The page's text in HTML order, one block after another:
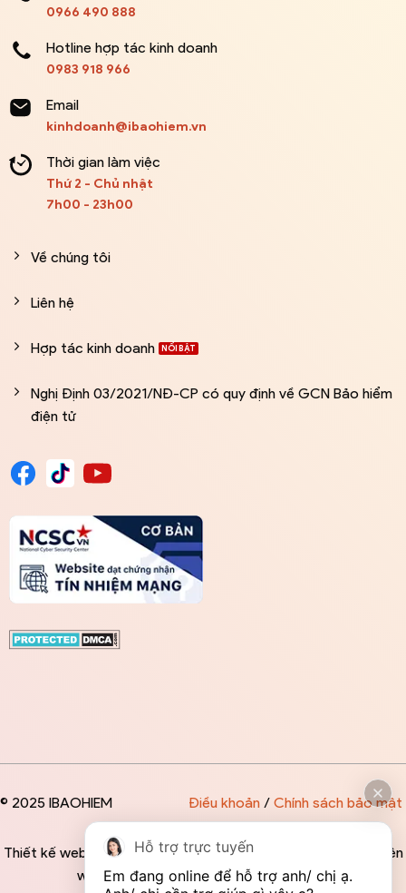
0966 490 888
Hotline hợp tác kinh doanh
0983 918 966
Email
kinhdoanh@ibaohiem.vn
Thời gian làm việc
Thứ 2 - Chủ nhật
7h00 - 23h00
Về chúng tôi
Liên hệ
Hợp tác kinh doanh
Nghị Định 03/2021/NĐ-CP có quy định về GCN Bảo hiểm
điện tử
© 2025 IBAOHIEM
Thiết kế website độc quyền bởi IBAOHIEM - Mọi thông tin trên
website đều mang tính chất tham khảo
Điều khoản/ Chính sách bảo mật
Hỗ trợ trực tuyến
Em đang online để hỗ trợ anh/ chị ạ.